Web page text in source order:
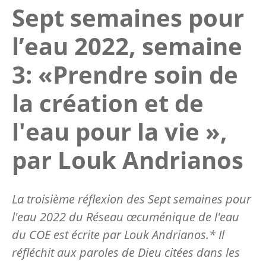
Sept semaines pour
l’eau 2022, semaine
3: «Prendre soin de
la création et de
l'eau pour la vie »,
par Louk Andrianos
La troisième réflexion des Sept semaines pour
l'eau 2022 du Réseau œcuménique de l'eau
du COE est écrite par Louk Andrianos.* Il
réfléchit aux paroles de Dieu citées dans les